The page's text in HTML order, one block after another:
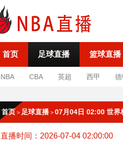
首页 足球直播 篮球直播
NBA CBA 英超 西甲 德
首页 > 足球直播 > 07月04日 02:00 世界
直播时间：2026-07-04 02:00:00